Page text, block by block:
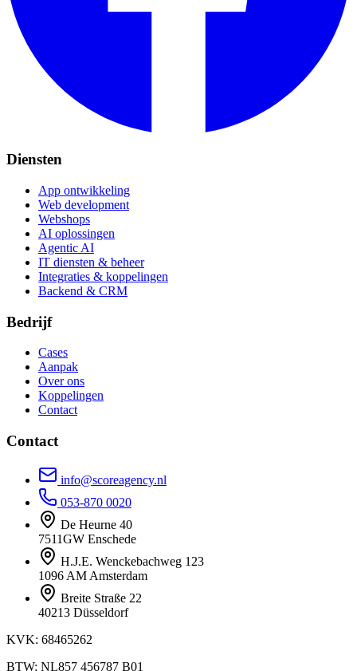
Diensten
App ontwikkeling
Web development
Webshops
AI oplossingen
Agentic AI
IT diensten & beheer
Integraties & koppelingen
Backend & CRM
Bedrijf
Cases
Aanpak
Over ons
Koppelingen
Contact
Contact
info@scoreagency.nl
053-870 0020
De Heurne 40
7511GW Enschede
H.J.E. Wenckebachweg 123
1096 AM Amsterdam
Breite Straße 22
40213 Düsseldorf
KVK: 68465262
BTW: NL857 456787 B01